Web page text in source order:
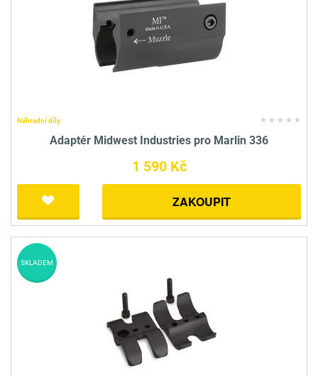
Náhradní díly
Adaptér Midwest Industries pro Marlin 336
1 590 Kč
ZAKOUPIT
SKLADEM